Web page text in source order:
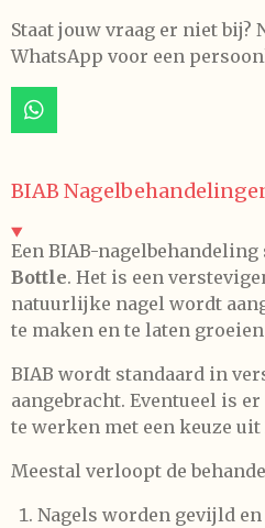
Staat jouw vraag er niet bij?
WhatsApp voor een
W
h
t
s
p
p
BIAB
Een BIAB-nagelbehandeling
Bottle. Het is een
natuurlijke nagel wordt
te maken en te laten
BIAB wordt standaard in
aangebracht. Eventueel is
te werken met een keuze
Meestal verloopt de
Nagels worden gevijld